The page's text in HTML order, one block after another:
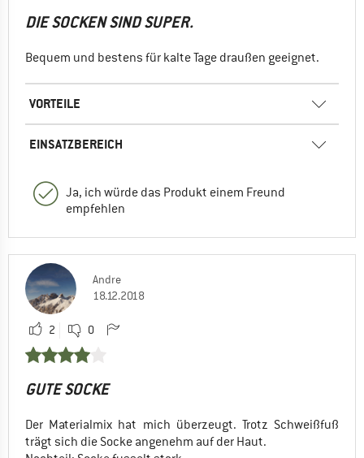
DIE SOCKEN SIND SUPER.
Bequem und bestens für kalte Tage draußen geeignet.
VORTEILE
EINSATZBEREICH
Ja, ich würde das Produkt einem Freund
empfehlen
Andre
18.12.2018
2 0
GUTE SOCKE
Der Materialmix hat mich überzeugt. Trotz Schweißfuß
trägt sich die Socke angenehm auf der Haut.